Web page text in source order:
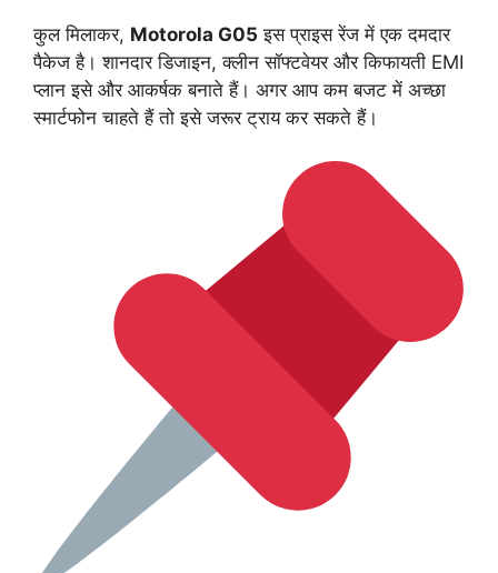
कुल मिलाकर, Motorola G05 इस प्राइस रेंज में एक दमदार
पैकेज है। शानदार डिजाइन, क्लीन सॉफ्टवेयर और किफायती EMI
प्लान इसे और आकर्षक बनाते हैं। अगर आप कम बजट में अच्छा
स्मार्टफोन चाहते हैं तो इसे जरूर ट्राय कर सकते हैं।